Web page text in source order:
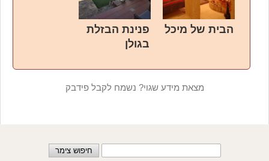
הבית של מיכל
פנינת הבזלת
בגולן
מצאת מידע שגוי? נשמח לקבל פידבק